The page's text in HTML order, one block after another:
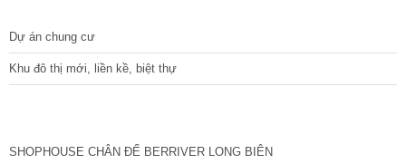
Dự án chung cư
Khu đô thị mới, liền kề, biệt thự
SHOPHOUSE CHÂN ĐẾ BERRIVER LONG BIÊN